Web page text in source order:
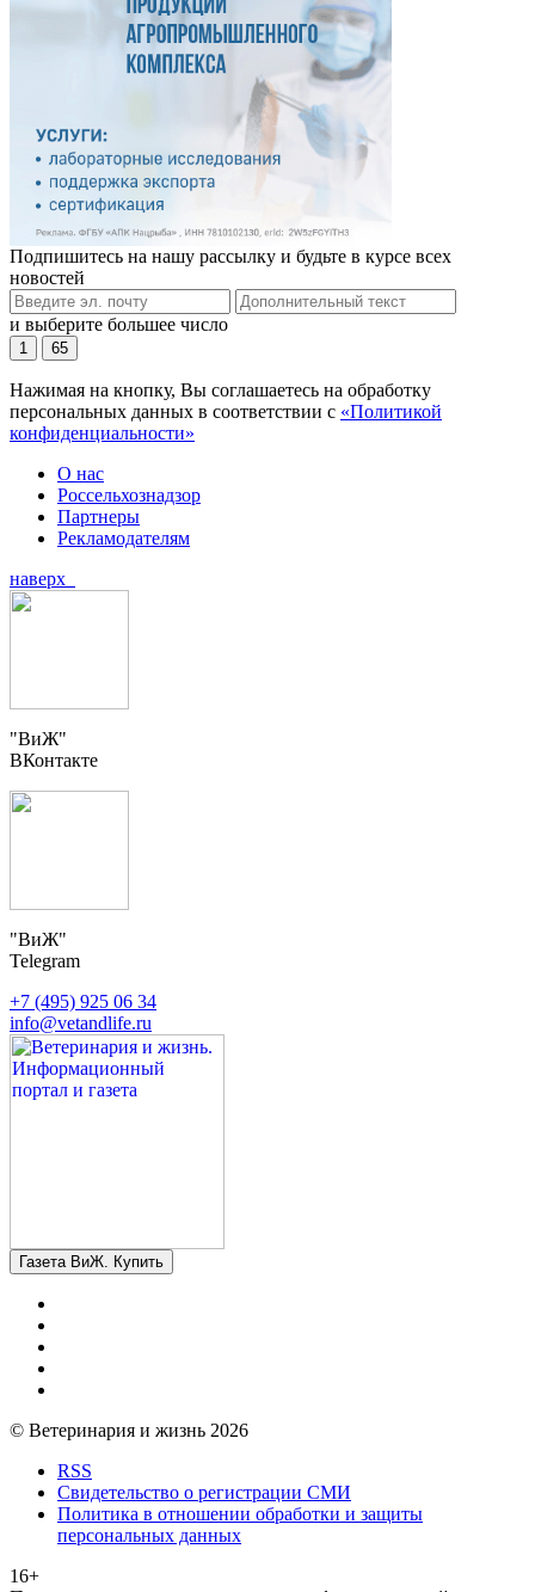
Подпишитесь на нашу рассылку и будьте в курсе всех
новостей
и выберите большее число
1 65
Нажимая на кнопку, Вы соглашаетесь на обработку
персональных данных в соответствии с «Политикой
конфиденциальности»
О нас
Россельхознадзор
Партнеры
Рекламодателям
наверх
"ВиЖ"
ВКонтакте
"ВиЖ"
Telegram
+7 (495) 925 06 34
info@vetandlife.ru
Газета ВиЖ. Купить
© Ветеринария и жизнь 2026
RSS
Свидетельство о регистрации СМИ
Политика в отношении обработки и защиты
персональных данных
16+